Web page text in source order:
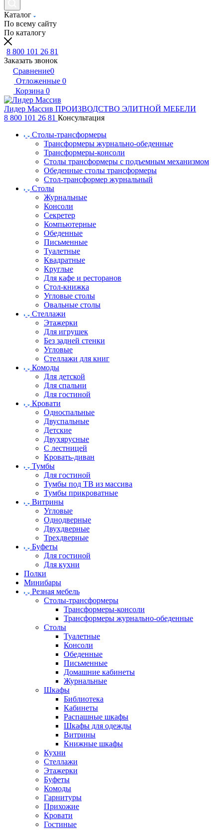
Каталог
По всему сайту
По каталогу
8 800 101 26 81
Заказать звонок
Сравнение0
Отложенные 0
Корзина 0
Лидер Массив ПРОИЗВОДСТВО ЭЛИТНОЙ МЕБЕЛИ
8 800 101 26 81 Консультация
Столы-трансформеры
Трансформеры журнально-обеденные
Трансформеры-консоли
Столы трансформеры с подъемным механизмом
Обеденные столы трансформеры
Стол-трансформер журнальный
Столы
Журнальные
Консоли
Секретер
Компьютерные
Обеденные
Письменные
Туалетные
Квадратные
Круглые
Для кафе и ресторанов
Стол-книжка
Угловые столы
Овальные столы
Стеллажи
Этажерки
Для игрушек
Без задней стенки
Угловые
Стеллажи для книг
Комоды
Для детской
Для спальни
Для гостиной
Кровати
Односпальные
Двуспальные
Детские
Двухярусные
С лестницей
Кровать-диван
Тумбы
Для гостиной
Тумбы под ТВ из массива
Тумбы прикроватные
Витрины
Угловые
Однодверные
Двухдверные
Трехдверные
Буфеты
Для гостиной
Для кухни
Полки
Минибары
Резная мебель
Столы-трансформеры
Трансформеры-консоли
Трансформеры журнально-обеденные
Столы
Туалетные
Консоли
Обеденные
Письменные
Домашние кабинеты
Журнальные
Шкафы
Библиотека
Кабинеты
Распашные шкафы
Шкафы для одежды
Витрины
Книжные шкафы
Кухни
Стеллажи
Этажерки
Буфеты
Комоды
Гарнитуры
Прихожие
Кровати
Гостиные